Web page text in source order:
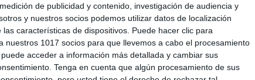
de publicidad y contenido, investigación de audiencia y
y nuestros socios podemos utilizar datos de localización
características de dispositivos. Puede hacer clic para
nuestros 1017 socios para que llevemos a cabo el procesamiento
acceder a información más detallada y cambiar sus
Tenga en cuenta que algún procesamiento de sus